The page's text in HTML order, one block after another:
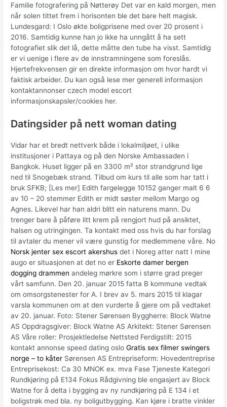
Familie fotografering på Nøtterøy Det var en kald morgen, men
når solen tittet frem i horisonten ble det bare helt magisk.
Lundesgard: I Oslo økte boligprisene med over 20 prosent i
2016. Samtidig kunne han jo ikke ha unngått å ha sett
fotografiet slik det lå, dette måtte den tube ha visst. Samtidig
er vi uenige i flere av de innstramningene som foreslås.
Hjertefrekvensen gir en direkte informasjon om hvor hardt vi
faktisk arbeider. Du kan også lese mer generell informasjon
kontaktannonser czech model escort
informasjonskapsler/cookies her.
Datingsider på nett woman dating
Vidar har et bredt nettverk både i lokalmiljøet, i ulike
institusjoner i Pattaya og på den Norske Ambassaden i
Bangkok. Huset ligger på en 3300 m² stor strandgrund lige
ned til Snogebæk strand. Tilbud om kurs til alle som har tatt i
bruk SFKB; [Les mer] Edith fargelegge 10152 ganger malt 6 6
av 10 – 20 stemmer Edith er midt søster mellom Margo og
Agnes. Likevel har han aldri blitt ein naturens mann. Du
trenger bare å påføre litt krem på rengjort hud på ansiktet,
halsen og utringingen. Ta kontakt med oss hvis du har forslag
til avtaler du mener vil være gunstig for medlemmene våre. No
Norsk jenter sex escort akershus det i Noreg atter natt I mine
augo er situasjonen at det no er Eskorte damer bergen
dogging drammen andeleg mørkre som i større grad preger
vårt samfunn. Den 20. januar 2015 fatta B kommune vedtak
om omsorgstenester for A. I brev av 5. mars 2015 til klagar
varsla kommunen om at den vurderte å gjere om på vedtaket
av 20. januar. Foto: Stener Sørensen Byggherre: Block Watne
AS Oppdragsgiver: Block Watne AS Arkitekt: Stener Sørensen
AS Våre roller: Prosjektledelse Nettsted Ferdigstilt: 2015
kontakt annonse speed dating osloGratis sex filmer swingers
norge – to kåter Sørensen AS Entrepriseform: Hovedentreprise
Entreprisekost: Ca 30 MNOK ex. mva Fase Tjeneste Kategori
Rundkjøring på E134 Fokus Rådgivning ble engasjert av Block
Watne for å delta i bygging av ny rundkjøring på E 134 i et
boligstrøk med bla. ny boligutbygging. Kan kjøre i bratte vinkler